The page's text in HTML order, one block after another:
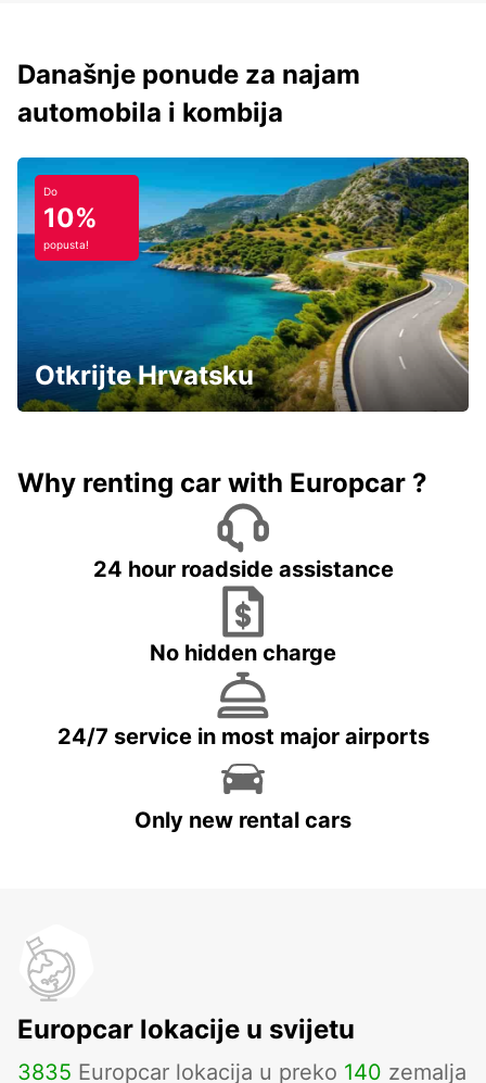
Današnje ponude za najam
automobila i kombija
Do
10%
popusta!
Otkrijte Hrvatsku
Why renting car with Europcar ?
24 hour roadside assistance
No hidden charge
24/7 service in most major airports
Only new rental cars
Europcar lokacije u svijetu
3835 Europcar lokacija u preko 140 zemalja